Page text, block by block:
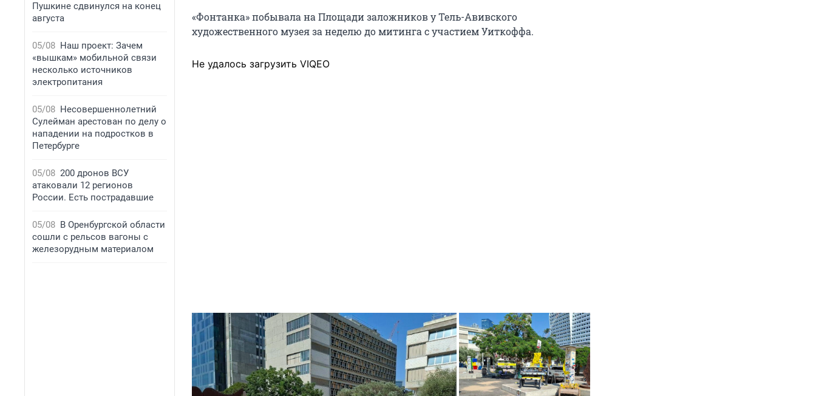
Пушкине сдвинулся на конец
августа
05/08 Наш проект: Зачем
«вышкам» мобильной связи
несколько источников
электропитания
05/08 Несовершеннолетний
Сулейман арестован по делу о
нападении на подростков в
Петербурге
05/08 200 дронов ВСУ
атаковали 12 регионов
России. Есть пострадавшие
05/08 В Оренбургской области
сошли с рельсов вагоны с
железорудным материалом
«Фонтанка» побывала на Площади заложников у Тель-Авивского
художественного музея за неделю до митинга с участием Уиткоффа.
Не удалось загрузить VIQEO